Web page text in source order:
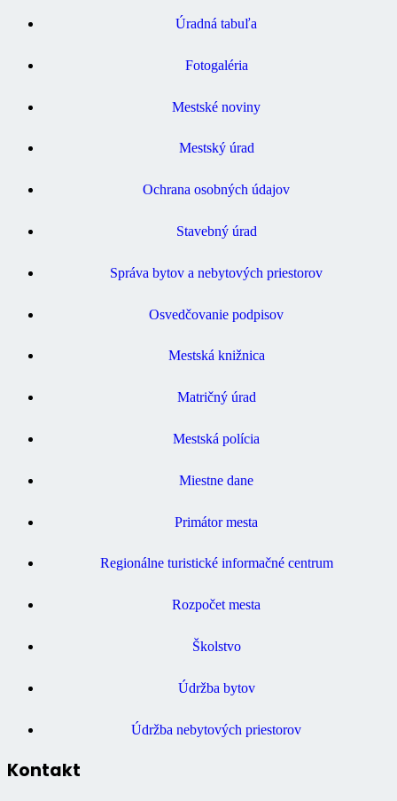
Úradná tabuľa
Fotogaléria
Mestské noviny
Mestský úrad
Ochrana osobných údajov
Stavebný úrad
Správa bytov a nebytových priestorov
Osvedčovanie podpisov
Mestská knižnica
Matričný úrad
Mestská polícia
Miestne dane
Primátor mesta
Regionálne turistické informačné centrum
Rozpočet mesta
Školstvo
Údržba bytov
Údržba nebytových priestorov
Kontakt